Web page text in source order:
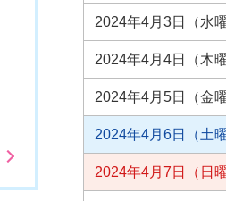
2024年4月3日（水曜
2024年4月4日（木曜
2024年4月5日（金曜
2024年4月6日（土曜
2024年4月7日（日曜